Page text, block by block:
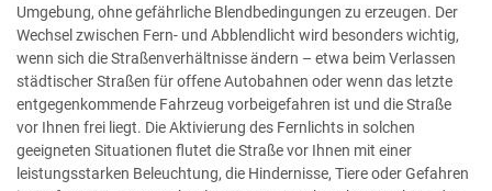
Umgebung, ohne gefährliche Blendbedingungen zu erzeugen. Der
Wechsel zwischen Fern- und Abblendlicht wird besonders wichtig,
wenn sich die Straßenverhältnisse ändern – etwa beim Verlassen
städtischer Straßen für offene Autobahnen oder wenn das letzte
entgegenkommende Fahrzeug vorbeigefahren ist und die Straße
vor Ihnen frei liegt. Die Aktivierung des Fernlichts in solchen
geeigneten Situationen flutet die Straße vor Ihnen mit einer
leistungsstarken Beleuchtung, die Hindernisse, Tiere oder Gefahren